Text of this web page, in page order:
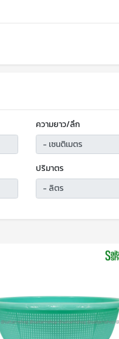
ความยาว/ลึก
ปริมาตร